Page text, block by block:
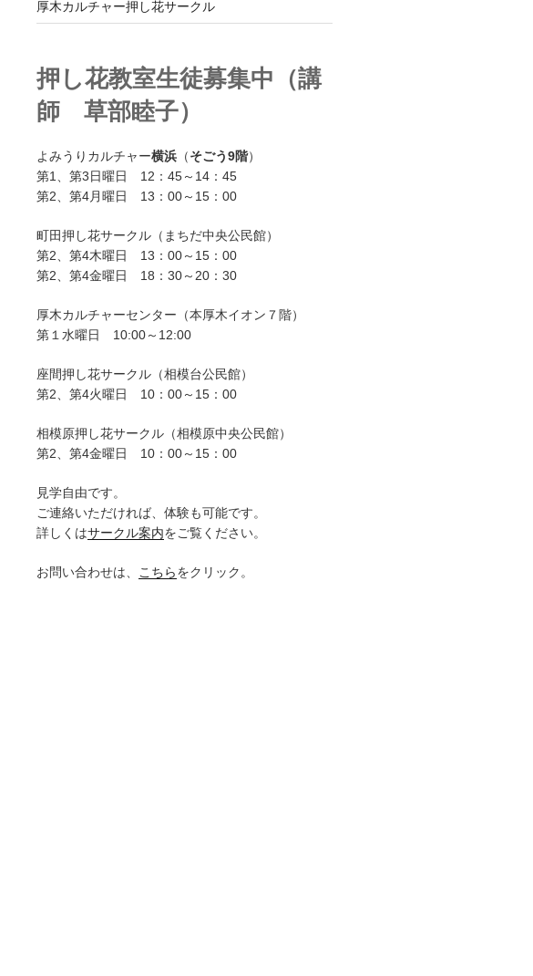
厚木カルチャー押し花サークル
押し花教室生徒募集中（講
師 草部睦子）
よみうりカルチャー横浜（そごう9階）
第1、第3日曜日 12：45～14：45
第2、第4月曜日 13：00～15：00
町田押し花サークル（まちだ中央公民館）
第2、第4木曜日 13：00～15：00
第2、第4金曜日 18：30～20：30
厚木カルチャーセンター（本厚木イオン７階）
第１水曜日 10:00～12:00
座間押し花サークル（相模台公民館）
第2、第4火曜日 10：00～15：00
相模原押し花サークル（相模原中央公民館）
第2、第4金曜日 10：00～15：00
見学自由です。
ご連絡いただければ、体験も可能です。
詳しくはサークル案内をご覧ください。
お問い合わせは、 こちらをクリック。